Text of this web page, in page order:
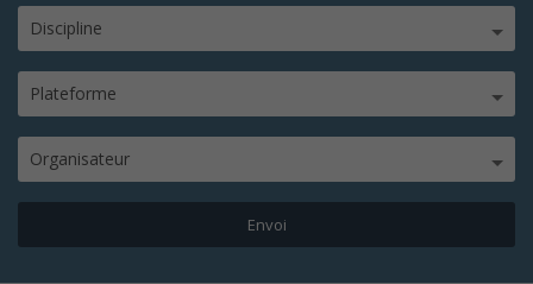
Discipline
Plateforme
Organisateur